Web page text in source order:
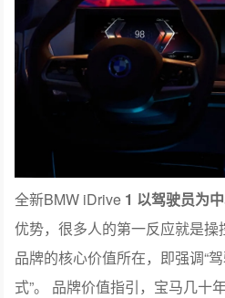
全新BMW iDrive 1 以驾驶员为
优势，很多人的第一反应就是
品牌的核心价值所在，即强调“
式”。 品牌价值指引，宝马几十